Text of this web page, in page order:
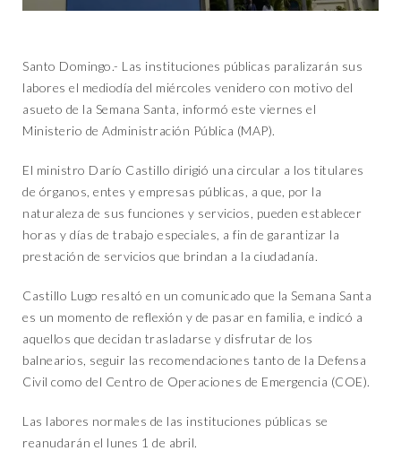
Santo Domingo.- Las instituciones públicas paralizarán sus
labores el mediodía del miércoles venidero con motivo del
asueto de la Semana Santa, informó este viernes el
Ministerio de Administración Pública (MAP).
El ministro Darío Castillo dirigió una circular a los titulares
de órganos, entes y empresas públicas, a que, por la
naturaleza de sus funciones y servicios, pueden establecer
horas y días de trabajo especiales, a fin de garantizar la
prestación de servicios que brindan a la ciudadanía.
Castillo Lugo resaltó en un comunicado que la Semana Santa
es un momento de reflexión y de pasar en familia, e indicó a
aquellos que decidan trasladarse y disfrutar de los
balnearios, seguir las recomendaciones tanto de la Defensa
Civil como del Centro de Operaciones de Emergencia (COE).
Las labores normales de las instituciones públicas se
reanudarán el lunes 1 de abril.